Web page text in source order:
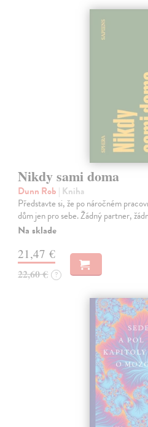
Nikdy sami doma
Dunn Rob | Kniha
Představte si, že po náročném
dům jen pro sebe. Žádný partner,
Na sklade
21,47 €
22,60 € ?